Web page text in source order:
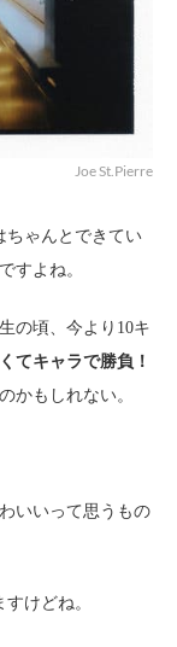
Joe St.Pierre
ちゃんとできてい
すよね。
の頃、今より10キ
てキャラで勝負！
かもしれない。
いいって思うもの
けどね。